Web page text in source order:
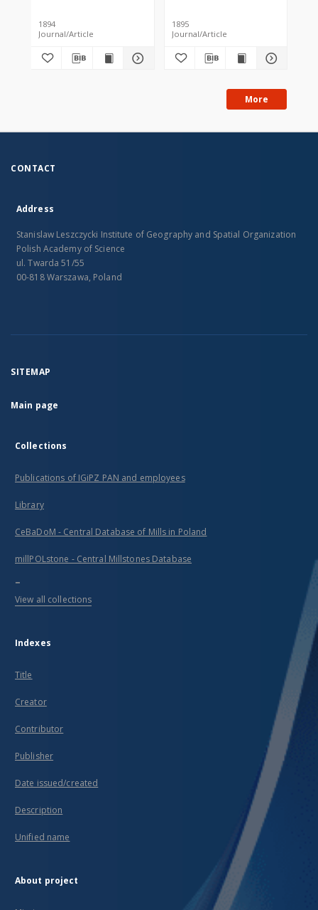
1894
Journal/Article
1895
Journal/Article
More
CONTACT
Address
Stanislaw Leszczycki Institute of Geography and Spatial Organization
Polish Academy of Science
ul. Twarda 51/55
00-818 Warszawa, Poland
SITEMAP
Main page
Collections
Publications of IGiPZ PAN and employees
Library
CeBaDoM - Central Database of Mills in Poland
millPOLstone - Central Millstones Database
...
View all collections
Indexes
Title
Creator
Contributor
Publisher
Date issued/created
Description
Unified name
About project